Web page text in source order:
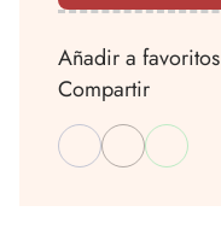
Añadir a favoritos
Compartir